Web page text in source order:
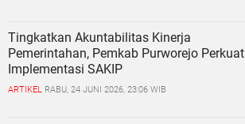
Tingkatkan Akuntabilitas Kinerja
Pemerintahan, Pemkab Purworejo Perkuat
Implementasi SAKIP
ARTIKEL RABU, 24 JUNI 2026, 23:06 WIB